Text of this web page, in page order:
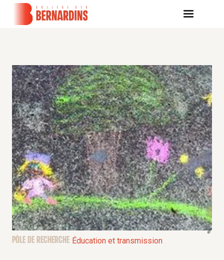
©
PÔLE DE RECHERCHE Éducation et transmission